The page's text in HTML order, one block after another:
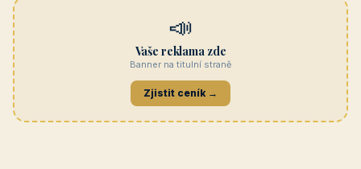
📣
Vaše reklama zde
Banner na titulní straně
Zjistit ceník →